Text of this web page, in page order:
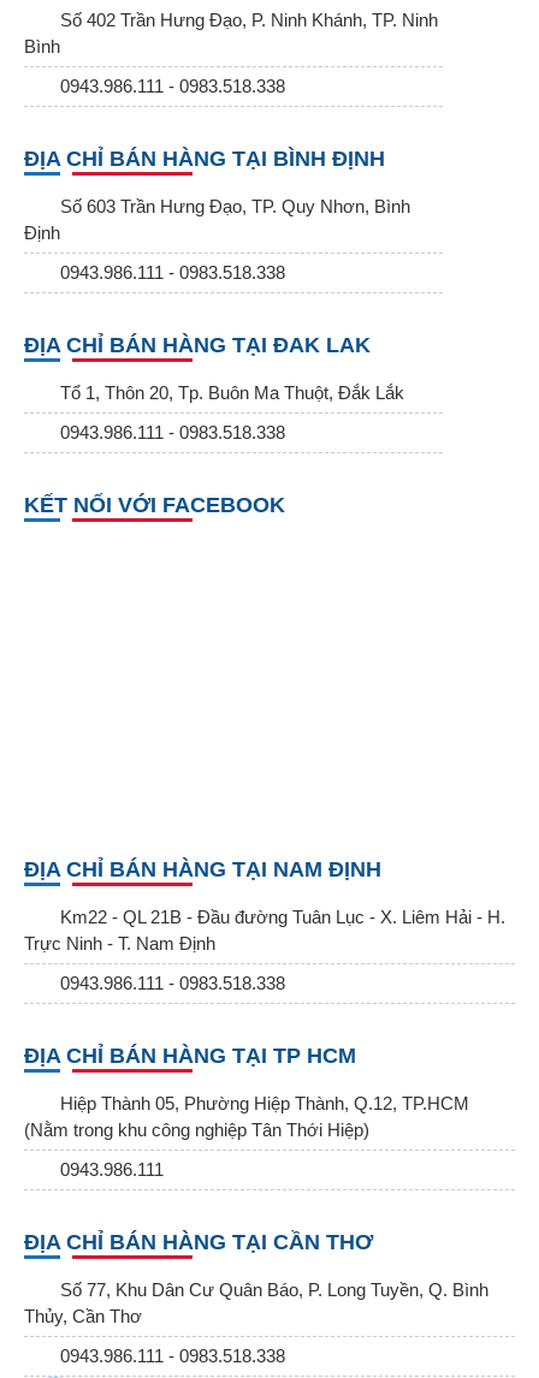
Số 402 Trần Hưng Đạo, P. Ninh Khánh, TP. Ninh
Bình
0943.986.111 - 0983.518.338
ĐỊA CHỈ BÁN HÀNG TẠI BÌNH ĐỊNH
Số 603 Trần Hưng Đạo, TP. Quy Nhơn, Bình
Định
0943.986.111 - 0983.518.338
ĐỊA CHỈ BÁN HÀNG TẠI ĐAK LAK
Tổ 1, Thôn 20, Tp. Buôn Ma Thuột, Đắk Lắk
0943.986.111 - 0983.518.338
KẾT NỐI VỚI FACEBOOK
ĐỊA CHỈ BÁN HÀNG TẠI NAM ĐỊNH
Km22 - QL 21B - Đầu đường Tuân Lục - X. Liêm Hải - H.
Trực Ninh - T. Nam Định
0943.986.111 - 0983.518.338
ĐỊA CHỈ BÁN HÀNG TẠI TP HCM
Hiệp Thành 05, Phường Hiệp Thành, Q.12, TP.HCM
(Nằm trong khu công nghiệp Tân Thới Hiệp)
0943.986.111
ĐỊA CHỈ BÁN HÀNG TẠI CẦN THƠ
Số 77, Khu Dân Cư Quân Báo, P. Long Tuyền, Q. Bình
Thủy, Cần Thơ
0943.986.111 - 0983.518.338